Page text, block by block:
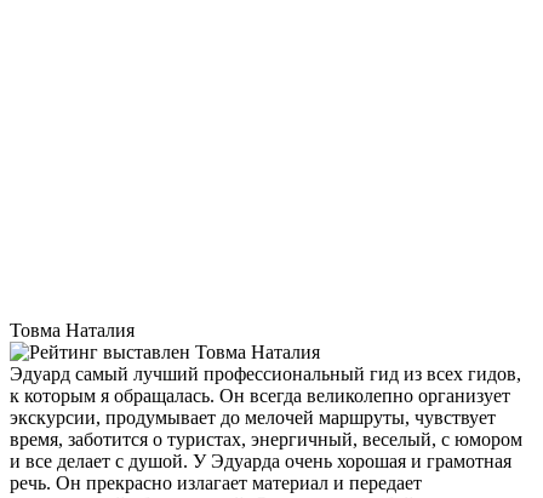
Товма Наталия
Эдуард самый лучший профессиональный гид из всех гидов,
к которым я обращалась. Он всегда великолепно организует
экскурсии, продумывает до мелочей маршруты, чувствует
время, заботится о туристах, энергичный, веселый, с юмором
и все делает с душой. У Эдуарда очень хорошая и грамотная
речь. Он прекрасно излагает материал и передает